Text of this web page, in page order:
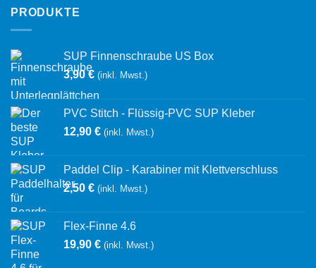
PRODUKTE
SUP Finnenschraube US Box
3,90€ (inkl. Mwst.)
PVC Stitch - Flüssig-PVC SUP Kleber
12,90 € (inkl. Mwst.)
Paddel Clip - Karabiner mit Klettverschluss
2,50 € (inkl. Mwst.)
Flex-Finne 4.6
19,90 € (inkl. Mwst.)